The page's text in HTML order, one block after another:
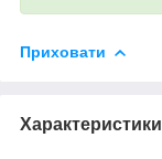
Приховати
Характеристики